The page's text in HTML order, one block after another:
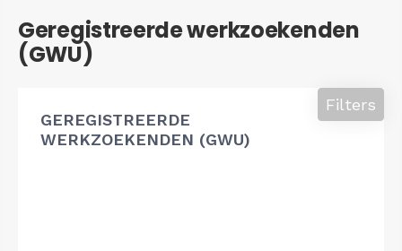
Geregistreerde werkzoekenden
(GWU)
GEREGISTREERDE
WERKZOEKENDEN (GWU)
Filters